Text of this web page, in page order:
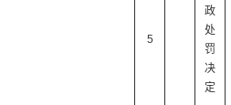
5
政
处
罚
决
定